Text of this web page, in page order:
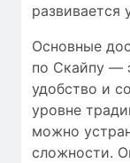
развивается
Основные
по Скайпу —
удобство и
уровне
можно
сложности.